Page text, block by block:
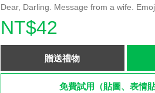
Dear, Darling. Message from a wife.
NT$42
贈送禮物
免費試用（貼圖、表情